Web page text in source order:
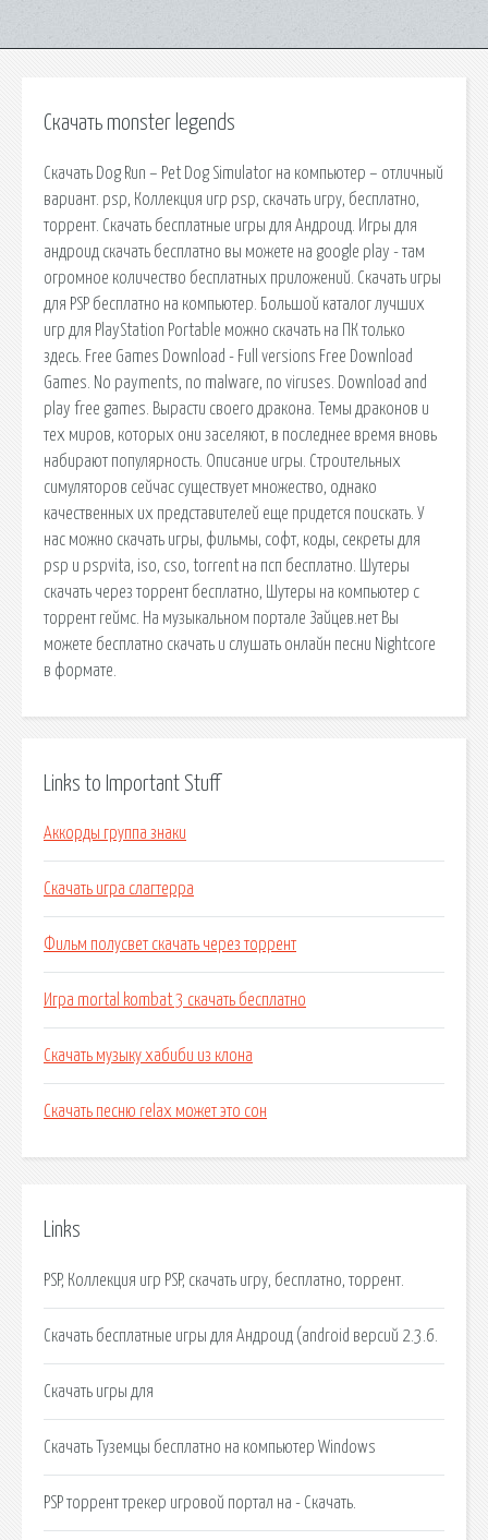
Скачать monster legends
Скачать Dog Run – Pet Dog Simulator на компьютер – отличный
вариант. psp, Коллекция игр psp, скачать игру, бесплатно,
торрент. Скачать бесплатные игры для Андроид. Игры для
андроид скачать бесплатно вы можете на google play - там
огромное количество бесплатных приложений. Скачать игры
для PSP бесплатно на компьютер. Большой каталог лучших
игр для PlayStation Portable можно скачать на ПК только
здесь. Free Games Download - Full versions Free Download
Games. No payments, no malware, no viruses. Download and
play free games. Вырасти своего дракона. Темы драконов и
тех миров, которых они заселяют, в последнее время вновь
набирают популярность. Описание игры. Строительных
симуляторов сейчас существует множество, однако
качественных их представителей еще придется поискать. У
нас можно скачать игры, фильмы, софт, коды, секреты для
psp и pspvita, iso, cso, torrent на псп бесплатно. Шутеры
скачать через торрент бесплатно, Шутеры на компьютер с
торрент геймс. На музыкальном портале Зайцев.нет Вы
можете бесплатно скачать и слушать онлайн песни Nightcore
в формате.
Links to Important Stuff
Аккорды группа знаки
Скачать игра слагтерра
Фильм полусвет скачать через торрент
Игра mortal kombat 3 скачать бесплатно
Скачать музыку хабиби из клона
Скачать песню relax может это сон
Links
PSP, Коллекция игр PSP, скачать игру, бесплатно, торрент.
Скачать бесплатные игры для Андроид (android версий 2.3.6.
Скачать игры для
Скачать Туземцы бесплатно на компьютер Windows
PSP торрент трекер игровой портал на - Скачать.